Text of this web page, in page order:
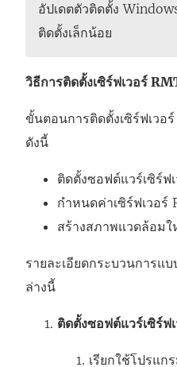
อัปเดตตัวติดตั้ง
ติดตั้งเล็กน้อย
วิธีการติดตั้งเซิร์ฟเวอร์
ขั้นตอนการติดตั้งเซิร์ฟเว
ดังนี้
ติดตั้งซอฟต์แวร์เซิร์ฟ
กำหนดค่าเซิร์ฟเวอร์
สร้างสภาพแวดล้อมใ
รายละเอียดกระบวนการแ
ล่างนี้
ติดตั้งซอฟต์แวร์เซิร์ฟ
เรียกใช้โปรแก